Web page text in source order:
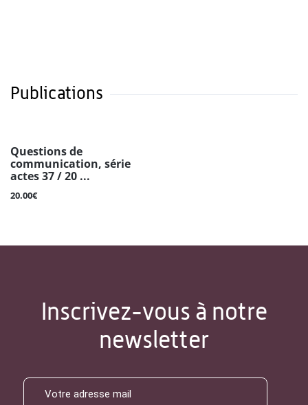
Publications
Questions de
communication, série
actes 37 / 20 ...
20.00€
Inscrivez-vous à notre
newsletter